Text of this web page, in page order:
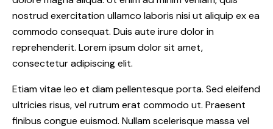
nostrud exercitation ullamco laboris nisi ut aliquip ex ea
commodo consequat. Duis aute irure dolor in
reprehenderit. Lorem ipsum dolor sit amet,
consectetur adipiscing elit.
Etiam vitae leo et diam pellentesque porta. Sed eleifend
ultricies risus, vel rutrum erat commodo ut. Praesent
finibus congue euismod. Nullam scelerisque massa vel